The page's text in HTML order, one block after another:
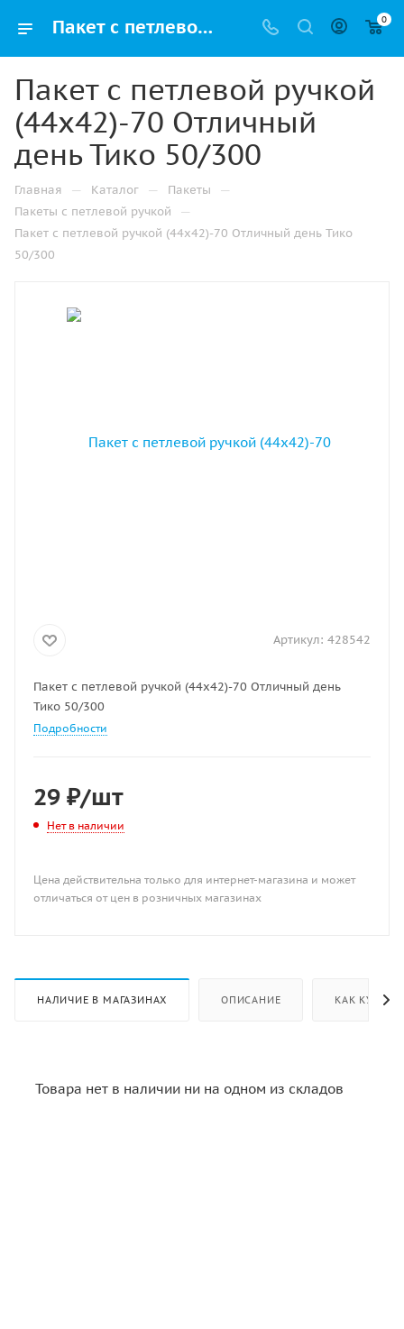
Пакет с петлевой ручкой (44х42)-70 Отличный день Тико 50/300 купить в Ижевске с доставкой оптом и в розницу 0
Пакет с петлевой ручкой
(44х42)-70 Отличный
день Тико 50/300
Главная — Каталог — Пакеты —
Пакеты с петлевой ручкой —
Пакет с петлевой ручкой (44х42)-70 Отличный день Тико
50/300
Артикул: 428542
Пакет с петлевой ручкой (44х42)-70 Отличный день
Тико 50/300
Подробности
29 ₽/шт
Нет в наличии
Цена действительна только для интернет-магазина и может
отличаться от цен в розничных магазинах
НАЛИЧИЕ В МАГАЗИНАХ ОПИСАНИЕ КАК КУПИТЬ
Товара нет в наличии ни на одном из складов